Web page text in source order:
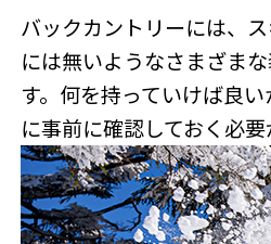
バックカントリーには、
には無いようなさまざま
す。何を持っていけば良
に事前に確認しておく必要